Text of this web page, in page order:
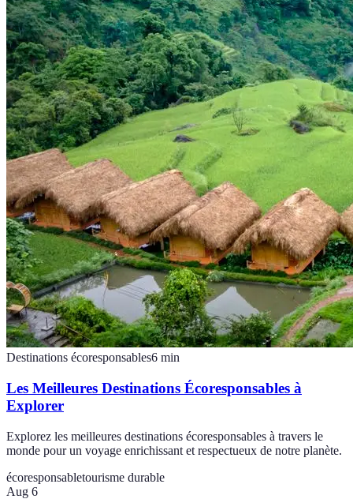
Destinations écoresponsables6 min
Les Meilleures Destinations Écoresponsables à
Explorer
Explorez les meilleures destinations écoresponsables à travers le
monde pour un voyage enrichissant et respectueux de notre planète.
écoresponsabletourisme durable
Aug 6